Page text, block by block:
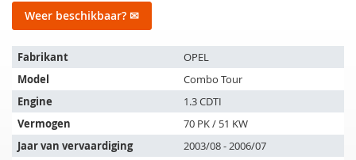
Weer beschikbaar? ✉
Het
artikel
past
op
de
volgende
voertuigen:
Fabrikant
OPEL
Model
Combo Tour
Engine
1.3 CDTI
Vermogen
70 PK / 51 KW
Jaar van vervaardiging
2003/08 - 2006/07
gallerij